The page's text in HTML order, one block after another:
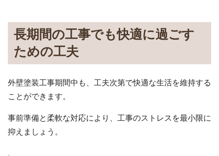
長期間の工事でも快適に過ごす
ための工夫
外壁塗装工事期間中も、工夫次第で快適な生活を維持する
ことができます。
事前準備と柔軟な対応により、工事のストレスを最小限に
抑えましょう。